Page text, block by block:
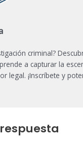
criminal?
a capturar la
legal. ¡Inscríbete y